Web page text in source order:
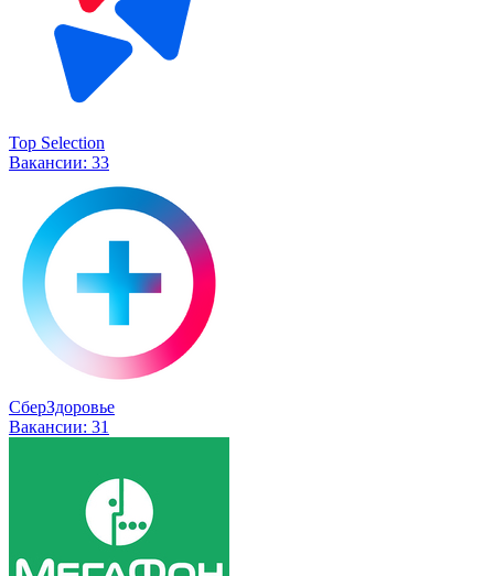
Top Selection
Вакансии: 33
СберЗдоровье
Вакансии: 31